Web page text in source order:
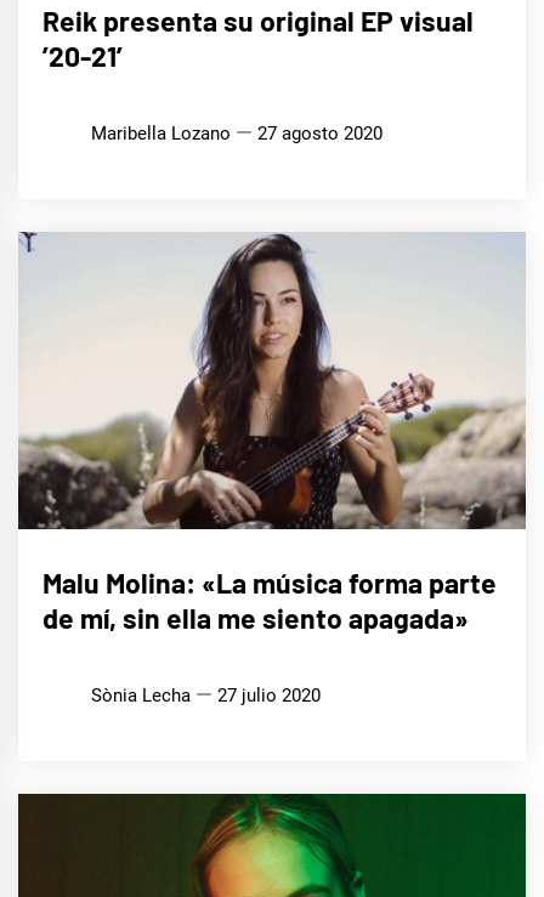
Reik presenta su original EP visual
’20-21′
Maribella Lozano 27 agosto 2020
Malu Molina: «La música forma parte
de mí, sin ella me siento apagada»
Sònia Lecha 27 julio 2020